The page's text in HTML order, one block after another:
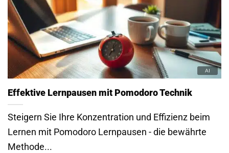
Effektive Lernpausen mit Pomodoro Technik
Steigern Sie Ihre Konzentration und Effizienz beim
Lernen mit Pomodoro Lernpausen - die bewährte
Methode...